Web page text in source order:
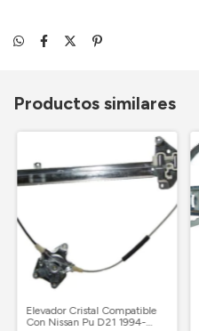
Productos similares
Elevador Cristal Compatible
Con Nissan Pu D21 1994-